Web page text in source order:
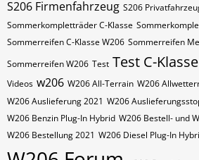
S206 Firmenfahrzeug S206
Sommerkompletträder C-Klasse
Sommerreifen C-Klasse W206 Sommerreifen
Sommerreifen W206 Test Test C-Klasse
Videos w206 W206 All-Terrain W206
W206 Auslieferung 2021 W206
W206 Benzin Plug-In Hybrid W206 Bestell- und
W206 Bestellung 2021 W206 Diesel Plug-In